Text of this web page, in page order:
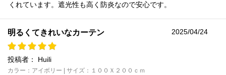
くれています。遮光性も高く防炎なので安心です。
明るくてきれいなカーテン 2025/04/24
投稿者： Huili
カラー：アイボリー | サイズ：１００Ｘ２００ｃｍ